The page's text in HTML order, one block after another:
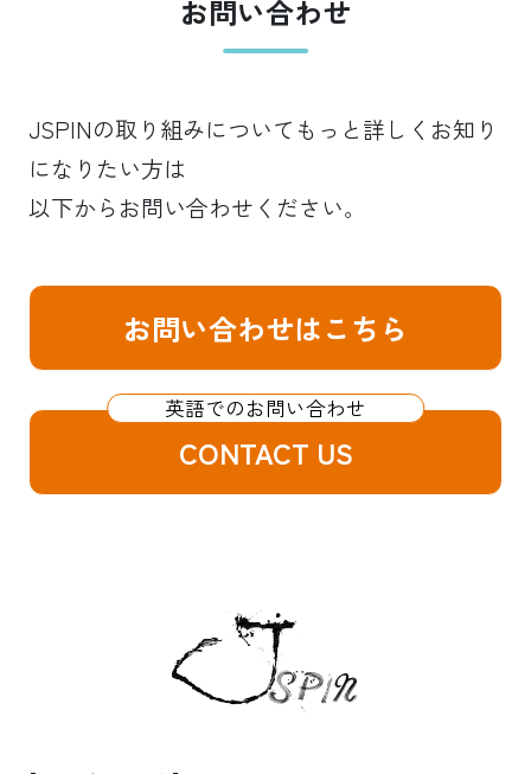
お問い合わせ
JSPINの取り組みについてもっと詳しくお知り
になりたい方は
以下からお問い合わせください。
お問い合わせはこちら
CONTACT US